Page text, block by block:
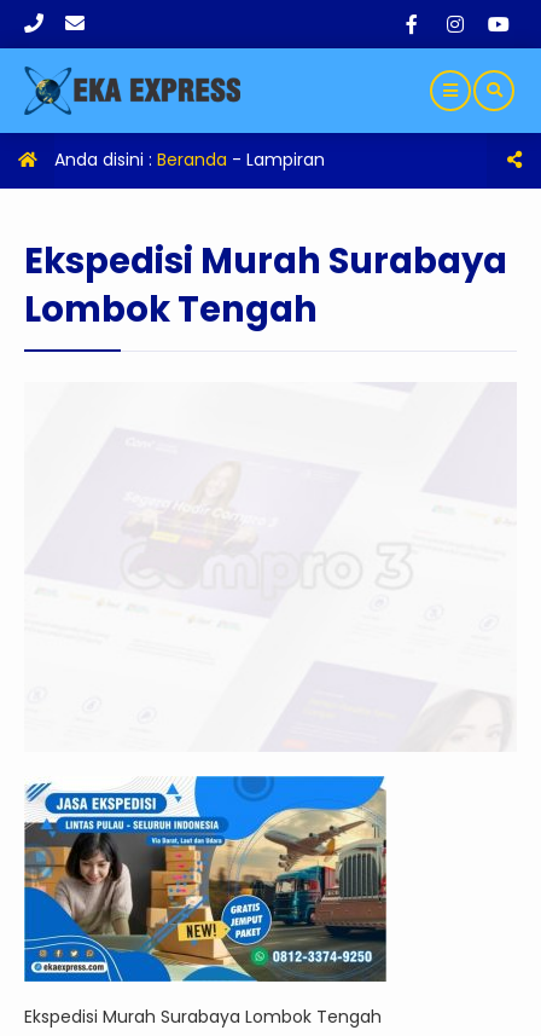
Anda disini : Beranda - Lampiran
Ekspedisi Murah Surabaya
Lombok Tengah
Ekspedisi Murah Surabaya Lombok Tengah